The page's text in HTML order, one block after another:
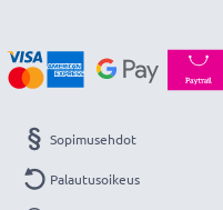
Sopimusehdot
Palautusoikeus